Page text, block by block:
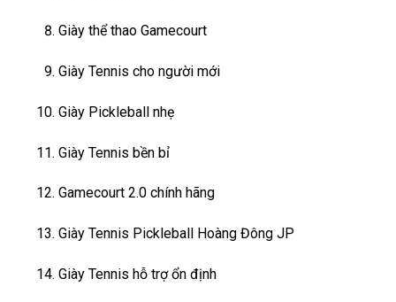
Giày thể thao Gamecourt
Giày Tennis cho người mới
Giày Pickleball nhẹ
Giày Tennis bền bỉ
Gamecourt 2.0 chính hãng
Giày Tennis Pickleball Hoàng Đông JP
Giày Tennis hỗ trợ ổn định